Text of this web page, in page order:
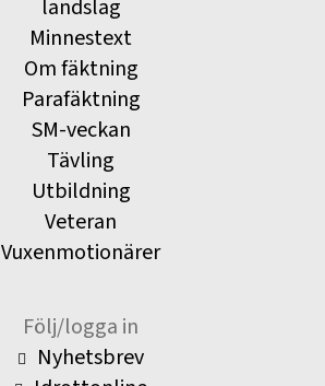
landslag
Minnestext
Om fäktning
Parafäktning
SM-veckan
Tävling
Utbildning
Veteran
Vuxenmotionärer
Följ/logga in
Nyhetsbrev